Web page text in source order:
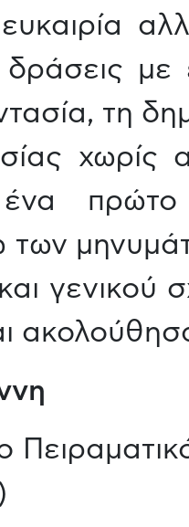
τη
χωρίς
ένα
γενικού